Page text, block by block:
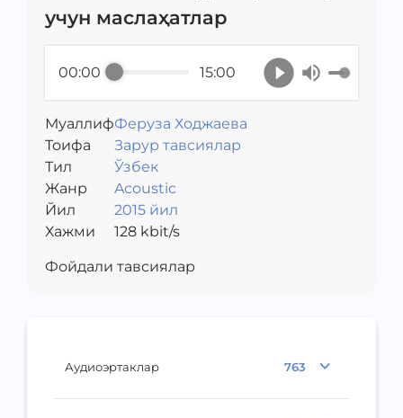
Аудиоэртаклар 763
учун маслаҳатлар
00:00 15:00
МуаллифФеруза Ходжаева
Toифа
Зарур тавсиялар
Тил
Ўзбек
Жанр
Acoustic
Йил
2015 йил
Хажми
128kbit/s
Фойдали тавсиялар